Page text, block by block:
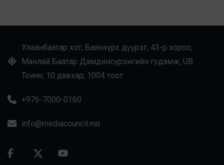
Улаанбаатар хот, Баянзүрх дүүрэг, 43-р хороо,
Манлай Баатар Дамдинсүрэнгийн гудамж, UB
Tower, 10 давхар, 1004 тоот
+976-7000-0160
info@mediacouncil.mn